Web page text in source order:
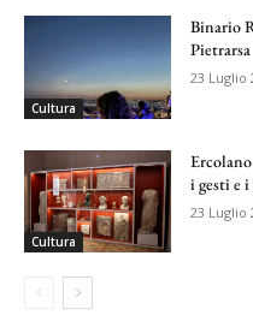
Cultura
Binario
Pietrarsa
23 Luglio
Cultura
i gesti e
23 Luglio